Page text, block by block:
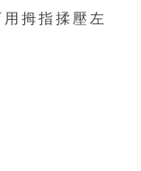
拇指揉壓左